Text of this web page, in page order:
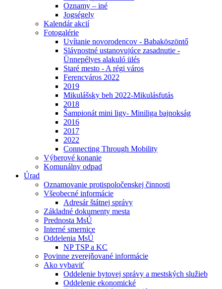
Oznamy – iné
Jogségely
Kalendár akcií
Fotogalérie
Uvítanie novorodencov - Babaköszöntő
Slávnostné ustanovujúce zasadnutie -
Ünnepélyes alakuló ülés
Staré mesto - A régi város
Ferencváros 2022
2019
Mikulášsky beh 2022-Mikulásfutás
2018
Šampionát mini ligy- Miniliga bajnokság
2016
2017
2022
Connecting Through Mobility
Výberové konanie
Komunálny odpad
Úrad
Oznamovanie protispoločenskej činnosti
Všeobecné informácie
Adresár štátnej správy
Základné dokumenty mesta
Prednosta MsÚ
Interné smernice
Oddelenia MsÚ
NP TSP a KC
Povinne zverejňované informácie
Ako vybaviť
Oddelenie bytovej správy a mestských služieb
Oddelenie ekonomické